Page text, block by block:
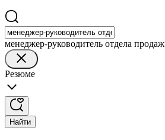
менеджер-руководитель отдела продаж
Резюме
Найти